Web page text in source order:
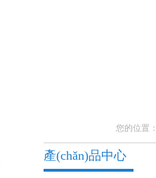
您的位置
產(chǎn)品中心